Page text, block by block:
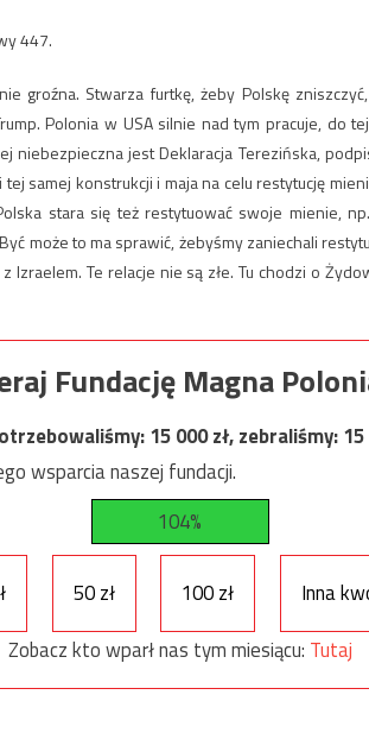
447.
groźna. Stwarza furtkę, żeby Polskę
Polonia w USA silnie nad tym pracuje, do
niebezpieczna jest Deklaracja Terezińska,
tej samej konstrukcji i maja na celu restytucję
stara się też restytuować swoje mienie,
może to ma sprawić, żebyśmy zaniechali
Izraelem. Te relacje nie są złe. Tu chodzi o
Fundację Magna
15 000zł, zebraliśmy:
wsparcia naszej fundacji.
104%
50 zł 100 zł
Inna
Zobacz kto wparł nas tym miesiącu: Tutaj